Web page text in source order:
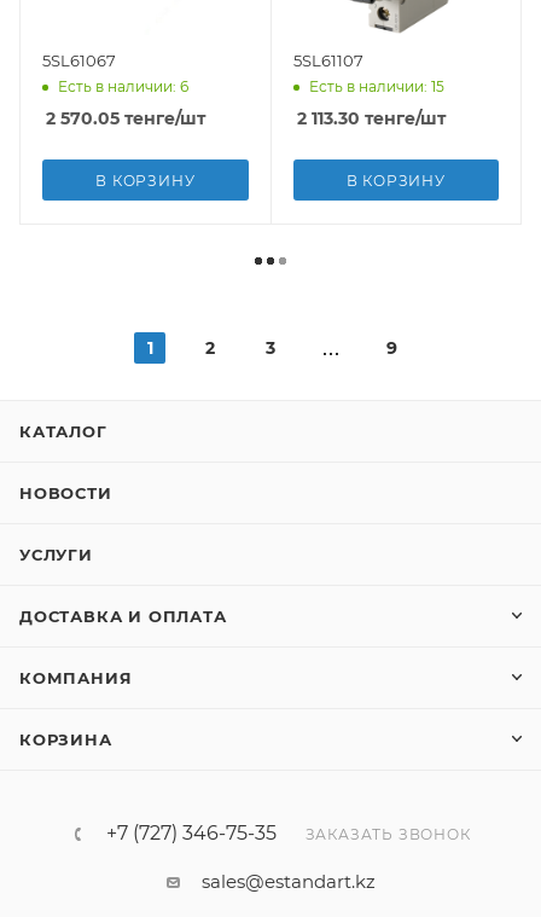
5SL61067
Есть в наличии: 6
2 570.05 тенге/шт
В КОРЗИНУ
5SL61107
Есть в наличии: 15
2 113.30 тенге/шт
В КОРЗИНУ
Есть в наличии: 10